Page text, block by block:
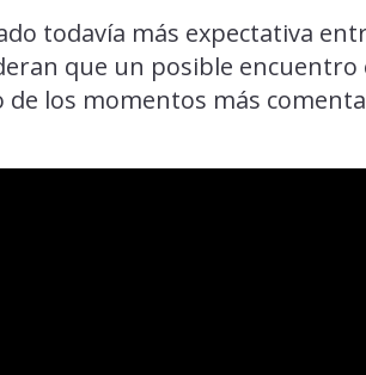
todavía más expectativa
que un posible
los momentos más